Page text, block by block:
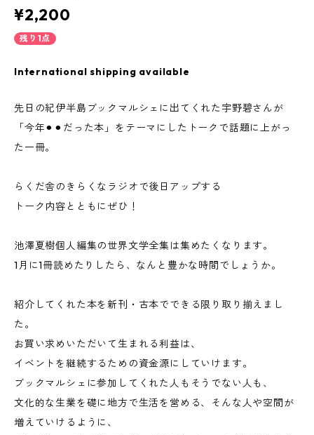
¥2,200
残り1点
International shipping available
先日の紀伊半島ブックマルシェに出てくれた宇野碧さんが
「今年⚫︎⚫︎だった本」をテーマにしたトークで話題に上がっ
た一冊。
らくだ舎のきらくなラジオで後日アップする
トーク内容とともにぜひ！
池澤夏樹個人編集の世界文学全集は集めたくなります。
1月に1冊読めたりしたら、なんと豊かな時間でしょうか。
紹介してくれた本を新刊・古本でできる限り取り揃えまし
た。
お買い求めいただいて生まれる利益は、
イベントを継続するための資金源にしていけます。
ブックマルシェに参加してくれた人もそうでない人も、
文化的な生業を礎に地方で生活を営める、そんな人や空間が
増えていけるように、